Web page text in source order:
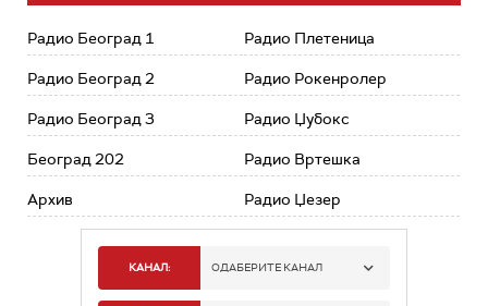
Радио Београд 1
Радио Београд 2
Радио Београд 3
Београд 202
Архив
Радио Плетеница
Радио Рокенролер
Радио Џубокс
Радио Вртешка
Радио Џезер
КАНАЛ: ОДАБЕРИТЕ КАНАЛ